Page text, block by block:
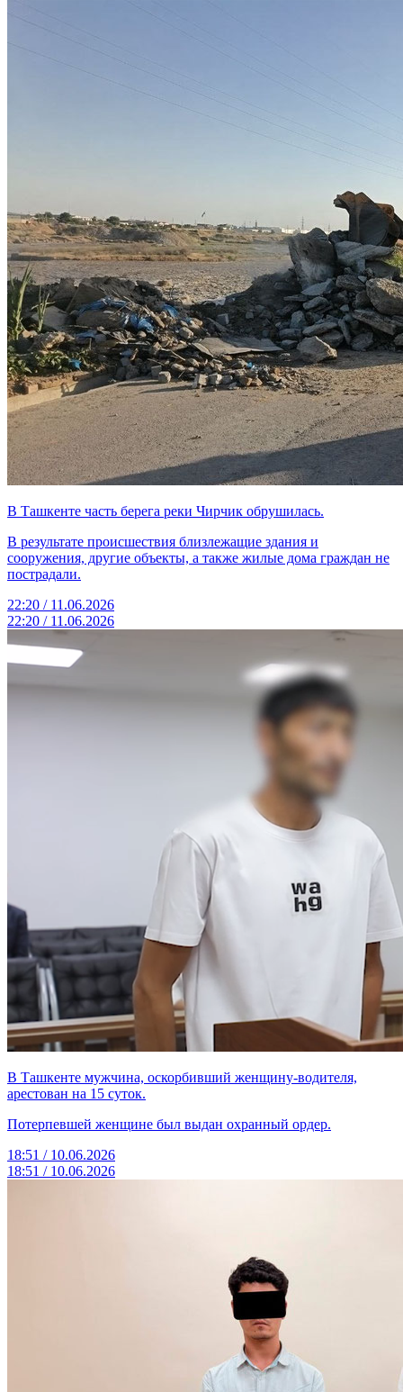
В Ташкенте часть берега реки Чирчик обрушилась.
В результате происшествия близлежащие здания и
сооружения, другие объекты, а также жилые дома граждан не
пострадали.
22:20 / 11.06.2026
22:20 / 11.06.2026
В Ташкенте мужчина, оскорбивший женщину-водителя,
арестован на 15 суток.
Потерпевшей женщине был выдан охранный ордер.
18:51 / 10.06.2026
18:51 / 10.06.2026